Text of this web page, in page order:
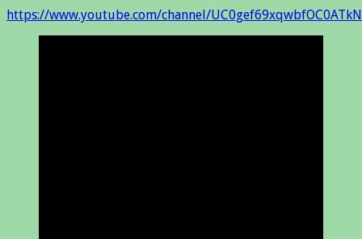
https://www.youtube.com/channel/